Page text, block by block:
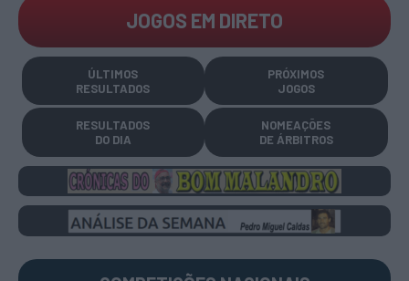
JOGOS EM DIRETO
ÚLTIMOS
RESULTADOS
PRÓXIMOS
JOGOS
RESULTADOS
DO DIA
NOMEAÇÕES
DE ÁRBITROS